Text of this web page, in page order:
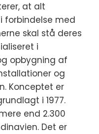
at alt
forbindelse med
skal stå deres
i
opbygning af
og
Konceptet er
i 1977.
end 2.300
Det er